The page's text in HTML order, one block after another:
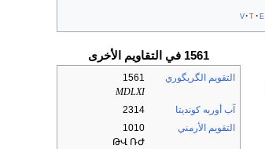
v t e
1561 في التقاويم الأخرى
التقويم الگريگوري
1561
MDLXI
آب أوربه كونديتا
2314
التقويم الأرمني
1010
ԹՎ ՌԺ